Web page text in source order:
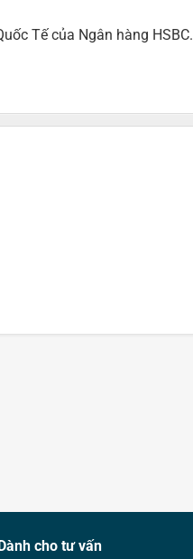
Tế của Ngân hàng HSBC.
cho tư vấn